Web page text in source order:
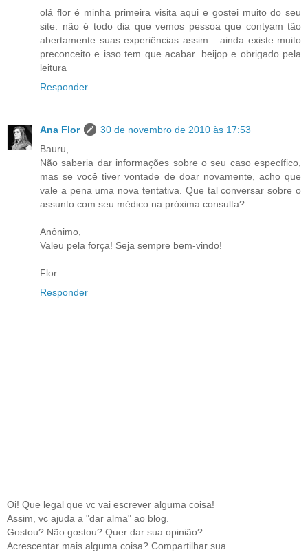
olá flor é minha primeira visita aqui e gostei muito do seu
site. não é todo dia que vemos pessoa que contyam tão
abertamente suas experiências assim... ainda existe muito
preconceito e isso tem que acabar. beijop e obrigado pela
leitura
Responder
Ana Flor
30 de novembro de 2010 às 17:53
Bauru,
Não saberia dar informações sobre o seu caso específico,
mas se você tiver vontade de doar novamente, acho que
vale a pena uma nova tentativa. Que tal conversar sobre o
assunto com seu médico na próxima consulta?
Anônimo,
Valeu pela força! Seja sempre bem-vindo!
Flor
Responder
Oi! Que legal que vc vai escrever alguma coisa!
Assim, vc ajuda a "dar alma" ao blog.
Gostou? Não gostou? Quer dar sua opinião?
Acrescentar mais alguma coisa? Compartilhar sua